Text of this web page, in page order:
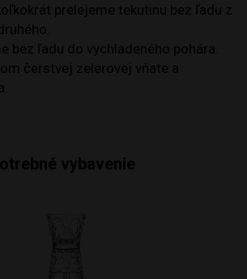
prelejeme tekutinu bez ľadu z
bez ľadu do vychladeného pohára.
čerstvej zelerovej vňate a
vybavenie